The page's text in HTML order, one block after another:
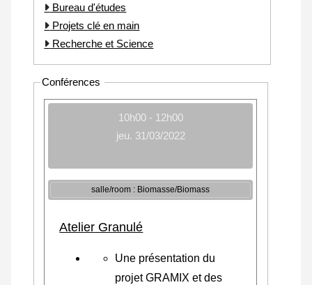
Bureau d'études
Projets clé en main
Recherche et Science
Conférences
10h00 - 12h00
jeu. 31/03/2022
salle/room : Biomasse/Biomass
Atelier Granulé
Une présentation du
projet GRAMIX et des